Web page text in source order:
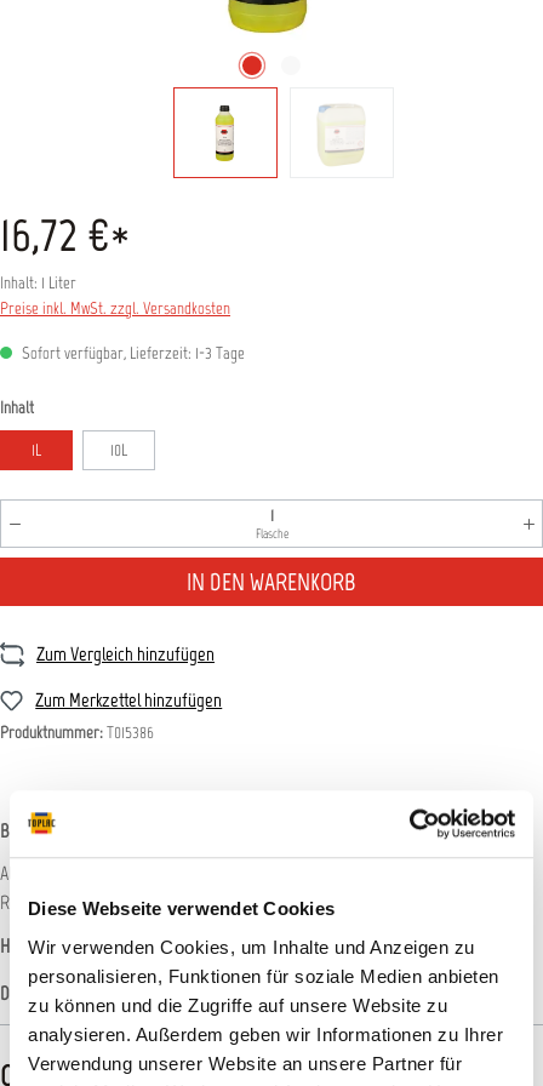
Diese Webseite verwendet Cookies
Wir verwenden Cookies, um Inhalte und Anzeigen zu
personalisieren, Funktionen für soziale Medien anbieten
zu können und die Zugriffe auf unsere Website zu
analysieren. Außerdem geben wir Informationen zu Ihrer
Verwendung unserer Website an unsere Partner für
16,72 €*
Inhalt: 1 Liter
Preise inkl. MwSt. zzgl. Versandkosten
Sofort verfügbar, Lieferzeit: 1-3 Tage
Inhaltauswählen
1L 10L
Produkt Anzahl: Gib den gewünschten Wert ein oder
Flasche
IN DEN WARENKORB
Zum Vergleich hinzufügen
Zum Merkzettel hinzufügen
Produktnummer:T015386
Beschreibung
AllorA Multi Clean AR200 ist ein sehr ergiebiger, alkalischer, schaumstarker
Reiniger auf der Basis nichtionischer Tenside,…Mehr
Hersteller-Informationen
Datenblätter
CLP-/REACH-Hinweise